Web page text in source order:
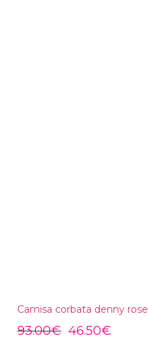
Camisa corbata denny rose
93.00€ 46.50€